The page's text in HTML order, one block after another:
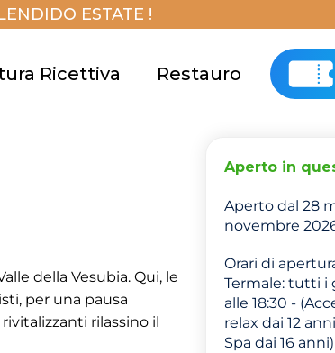
ESTATE !
Ricettiva Restauro
della Vesubia. Qui, le
per una pausa
rilassino il
Aperto in
Aperto dal 28
novembre
Orari di
Termale: tutti i
alle 18:30 -
relax dai 12
Spa dai 16 anni)